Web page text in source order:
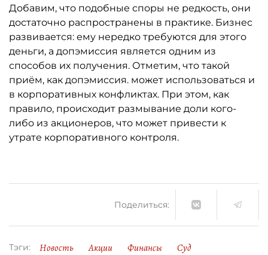
Добавим, что подобные споры не редкость, они
достаточно распространены в практике. Бизнес
развивается: ему нередко требуются для этого
деньги, а допэмиссия является одним из
способов их получения. Отметим, что такой
приём, как допэмиссия. может использоваться и
в корпоративных конфликтах. При этом, как
правило, происходит размывание доли кого-
либо из акционеров, что может привести к
утрате корпоративного контроля.
Поделиться:
Тэги: Новость Акции Финансы
Суд